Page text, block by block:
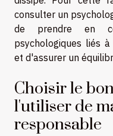
consulter un
de prendre en
psychologiques liés
et d'assurer un
Choisir le
l'utiliser de
responsable